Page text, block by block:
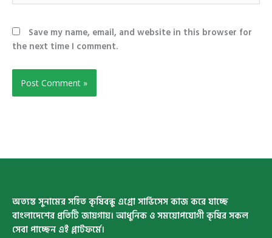
Save my name, email, and website in this browser for
the next time I comment.
অত্যন্ত সুনামের সহিত কৃষিবন্ধু এগ্রো সার্ভিসেস কাজ করে যাচ্ছে
বাংলাদেশের প্রতিটি জায়গায়। আধুনিক ও সময়োপযোগী কৃষির সকল
সেবা পাচ্ছেন এই প্লাটফর্মে।